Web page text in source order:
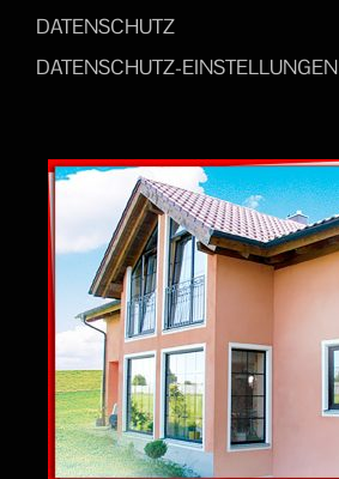
DATENSCHUTZ
DATENSCHUTZ-EINSTELLUNGEN